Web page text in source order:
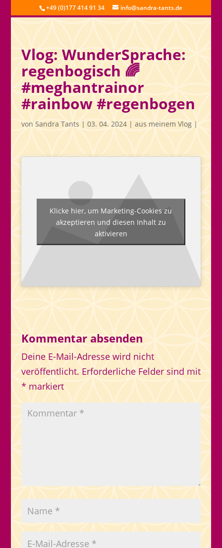
+49 (0)177 414 91 34 info@sandra-tants.de
Vlog: WunderSprache:
regenbogisch 🌈
#meghantrainor
#rainbow #regenbogen
von Sandra Tants | 03. 04. 2024| aus meinem Vlog|
Klicke hier, um Marketing-Cookies zu
akzeptieren und diesen Inhalt zu
aktivieren
Kommentar absenden
Deine E-Mail-Adresse wird nicht
veröffentlicht. Erforderliche Felder sind mit
* markiert